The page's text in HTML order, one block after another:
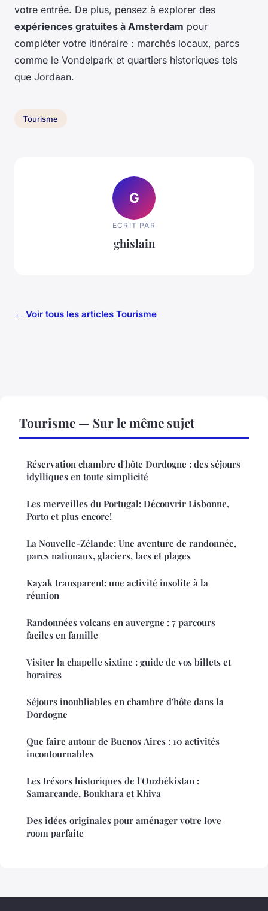
votre entrée. De plus, pensez à explorer des
expériences gratuites à Amsterdam pour
compléter votre itinéraire : marchés locaux, parcs
comme le Vondelpark et quartiers historiques tels
que Jordaan.
Tourisme
G
ECRIT PAR
ghislain
← Voir tous les articles Tourisme
Tourisme — Sur le même sujet
Réservation chambre d'hôte Dordogne : des séjours
idylliques en toute simplicité
Les merveilles du Portugal: Découvrir Lisbonne,
Porto et plus encore!
La Nouvelle-Zélande: Une aventure de randonnée,
parcs nationaux, glaciers, lacs et plages
Kayak transparent: une activité insolite à la
réunion
Randonnées volcans en auvergne : 7 parcours
faciles en famille
Visiter la chapelle sixtine : guide de vos billets et
horaires
Séjours inoubliables en chambre d'hôte dans la
Dordogne
Que faire autour de Buenos Aires : 10 activités
incontournables
Les trésors historiques de l'Ouzbékistan :
Samarcande, Boukhara et Khiva
Des idées originales pour aménager votre love
room parfaite